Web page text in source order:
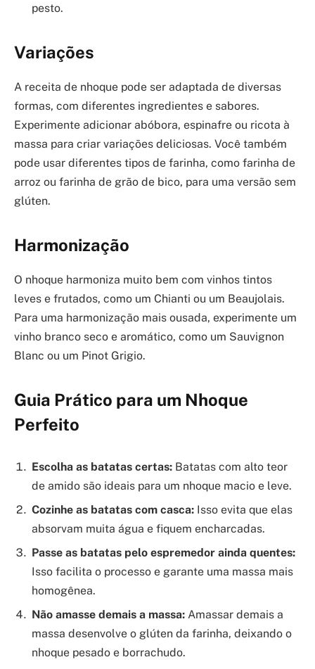
pesto.
Variações
A receita de nhoque pode ser adaptada de diversas
formas, com diferentes ingredientes e sabores.
Experimente adicionar abóbora, espinafre ou ricota à
massa para criar variações deliciosas. Você também
pode usar diferentes tipos de farinha, como farinha de
arroz ou farinha de grão de bico, para uma versão sem
glúten.
Harmonização
O nhoque harmoniza muito bem com vinhos tintos
leves e frutados, como um Chianti ou um Beaujolais.
Para uma harmonização mais ousada, experimente um
vinho branco seco e aromático, como um Sauvignon
Blanc ou um Pinot Grigio.
Guia Prático para um Nhoque
Perfeito
Escolha as batatas certas: Batatas com alto teor
de amido são ideais para um nhoque macio e leve.
Cozinhe as batatas com casca: Isso evita que elas
absorvam muita água e fiquem encharcadas.
Passe as batatas pelo espremedor ainda quentes:
Isso facilita o processo e garante uma massa mais
homogênea.
Não amasse demais a massa: Amassar demais a
massa desenvolve o glúten da farinha, deixando o
nhoque pesado e borrachudo.